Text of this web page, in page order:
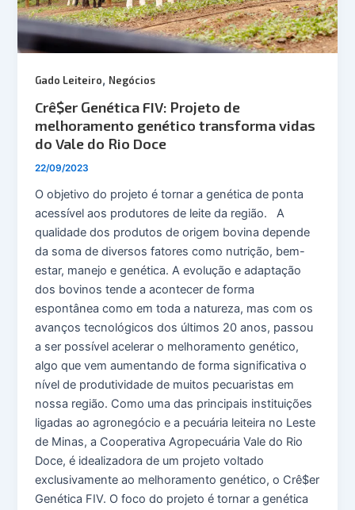
Gado Leiteiro, Negócios
Crê$er Genética FIV: Projeto de
melhoramento genético transforma vidas
do Vale do Rio Doce
22/09/2023
O objetivo do projeto é tornar a genética de ponta
acessível aos produtores de leite da região. A
qualidade dos produtos de origem bovina depende
da soma de diversos fatores como nutrição, bem-
estar, manejo e genética. A evolução e adaptação
dos bovinos tende a acontecer de forma
espontânea como em toda a natureza, mas com os
avanços tecnológicos dos últimos 20 anos, passou
a ser possível acelerar o melhoramento genético,
algo que vem aumentando de forma significativa o
nível de produtividade de muitos pecuaristas em
nossa região. Como uma das principais instituições
ligadas ao agronegócio e a pecuária leiteira no Leste
de Minas, a Cooperativa Agropecuária Vale do Rio
Doce, é idealizadora de um projeto voltado
exclusivamente ao melhoramento genético, o Crê$er
Genética FIV. O foco do projeto é tornar a genética